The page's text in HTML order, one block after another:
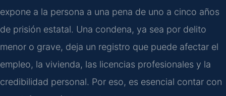
expone a la persona a una pena de uno a cinco años
de prisión estatal. Una condena, ya sea por delito
menor o grave, deja un registro que puede afectar el
empleo, la vivienda, las licencias profesionales y la
credibilidad personal. Por eso, es esencial contar con